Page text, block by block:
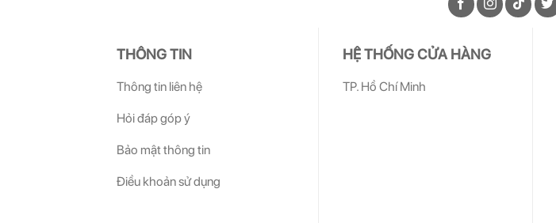
THÔNG TIN
Thông tin liên hệ
Hỏi đáp góp ý
Bảo mật thông tin
Điều khoản sử dụng
HỆ THỐNG CỬA HÀNG
TP. Hồ Chí Minh